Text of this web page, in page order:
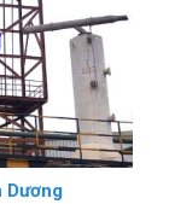
Dương